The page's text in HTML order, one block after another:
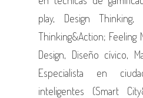
play, Design
Thinking&Action; Feeling
Design, Diseño cívico,
Especialista en
inteligentes (Smart